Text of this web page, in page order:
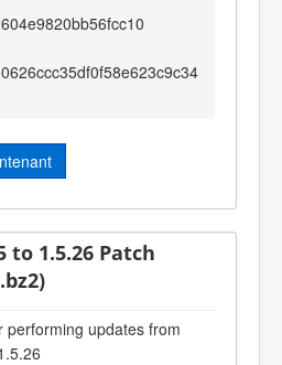
to 1.5.26 Patch
performing updates from